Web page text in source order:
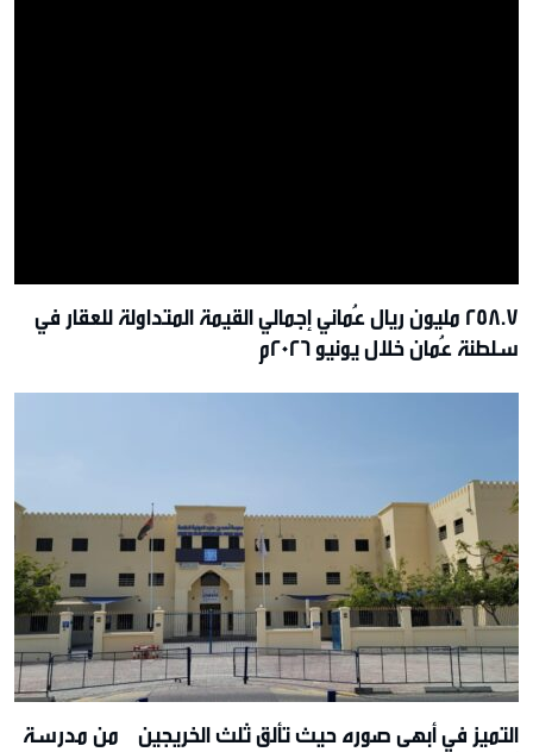
258.7 مليون ريال عُماني إجمالي القيمة المتداولة للعقار في
سلطنة عُمان خلال يونيو 2026م
التميز في أبهى صوره حيث تألق ثلث الخريجين من مدرسة